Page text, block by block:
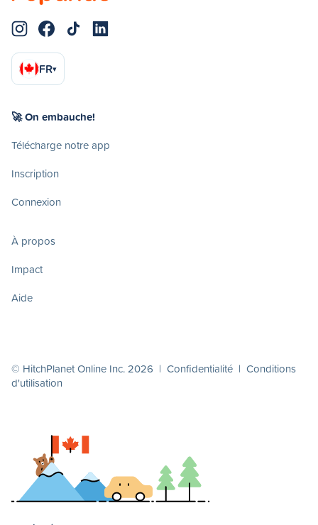
FR▾
🚀 On embauche!
Télécharge notre app
Inscription
Connexion
À propos
Impact
Aide
© HitchPlanet Online Inc. 2026 | Confidentialité | Conditions
d'utilisation